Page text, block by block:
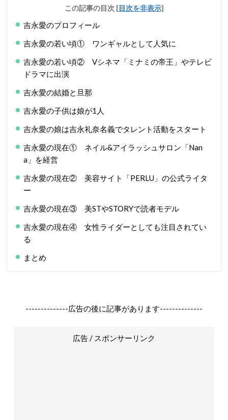
この記事の目次 [目次を非表示]
吉永愛のプロフィール
吉永愛の若い頃① ワンギャルとして人気に
吉永愛の若い頃② Vシネマ「ミナミの帝王」やテレビ
ドラマに出演
吉永愛の結婚と旦那
吉永愛の子供は娘が1人
吉永愛の娘は吉永礼奈名義でタレント活動をスタート
吉永愛の現在① ネイル&アイラッシュサロン「Nan
a」を経営
吉永愛の現在② 美容サイト「PERLU」の公式ライタ
ー
吉永愛の現在③ 美STやSTORYで読者モデル
吉永愛の現在④ 女性ライダーとしても注目されてい
る
まとめ
--------------広告の後に記事があります--------------
広告 / スポンサーリンク